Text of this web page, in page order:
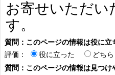
お寄せいただい
す。
質問：このページの情報は役に立
評価：
役に立った どち
質問：このページの情報は見つけ